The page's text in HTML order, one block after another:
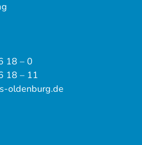
18 – 0
18 – 11
oldenburg.de